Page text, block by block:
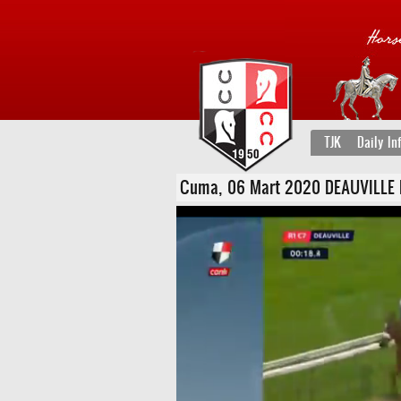
TJK Daily
Cuma, 06 Mart 2020 DEAUVILLE